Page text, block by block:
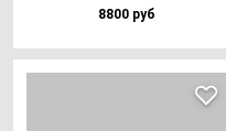
8800 руб